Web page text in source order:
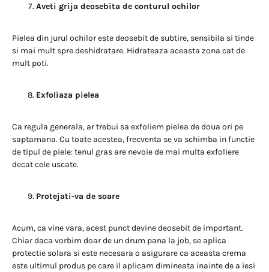
Aveti grija deosebita de conturul ochilor
Pielea din jurul ochilor este deosebit de subtire, sensibila si tinde
si mai mult spre deshidratare. Hidrateaza aceasta zona cat de
mult poti.
Exfoliaza pielea
Ca regula generala, ar trebui sa exfoliem pielea de doua ori pe
saptamana. Cu toate acestea, frecventa se va schimba in functie
de tipul de piele: tenul gras are nevoie de mai multa exfoliere
decat cele uscate.
Protejati-va de soare
Acum, ca vine vara, acest punct devine deosebit de important.
Chiar daca vorbim doar de un drum pana la job, se aplica
protectie solara si este necesara o asigurare ca aceasta crema
este ultimul produs pe care il aplicam dimineata inainte de a iesi